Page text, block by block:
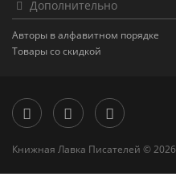
Дополнительно
Авторы в алфавитном порядке
Товары со скидкой
Книжная Лавка Писателей © 2026